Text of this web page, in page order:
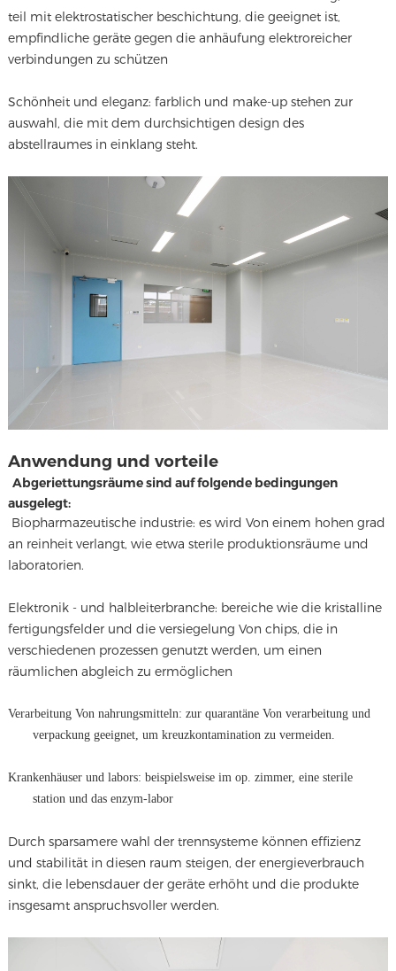
teil mit elektrostatischer beschichtung, die geeignet ist,
empfindliche geräte gegen die anhäufung elektroreicher
verbindungen zu schützen
Schönheit und eleganz: farblich und make-up stehen zur
auswahl, die mit dem durchsichtigen design des
abstellraumes in einklang steht.
Anwendung und vorteile
Abgeriettungsräume sind auf folgende bedingungen
ausgelegt:
Biopharmazeutische industrie: es wird Von einem hohen grad
an reinheit verlangt, wie etwa sterile produktionsräume und
laboratorien.
Elektronik - und halbleiterbranche: bereiche wie die kristalline
fertigungsfelder und die versiegelung Von chips, die in
verschiedenen prozessen genutzt werden, um einen
räumlichen abgleich zu ermöglichen
Verarbeitung Von nahrungsmitteln: zur quarantäne Von verarbeitung und
verpackung geeignet, um kreuzkontamination zu vermeiden.
Krankenhäuser und labors: beispielsweise im op. zimmer, eine sterile
station und das enzym-labor
Durch sparsamere wahl der trennsysteme können effizienz
und stabilität in diesen raum steigen, der energieverbrauch
sinkt, die lebensdauer der geräte erhöht und die produkte
insgesamt anspruchsvoller werden.